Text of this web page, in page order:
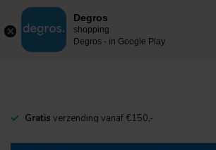
MENU
Gratis verzending vanaf €150,-
Degros
shopping
Degros - in Google Play